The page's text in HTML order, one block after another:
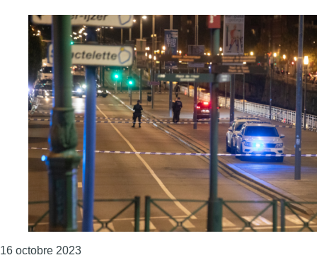
16 octobre 2023Consulter l'article "Fusillade dans le centre de